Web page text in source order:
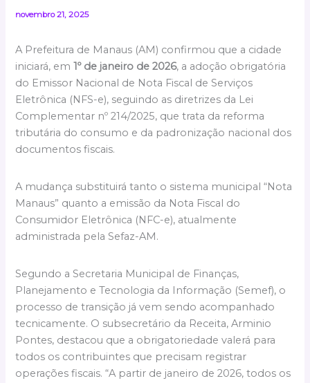
novembro 21, 2025
A Prefeitura de Manaus (AM) confirmou que a cidade
iniciará, em1º de janeiro de 2026, a adoção obrigatória
do Emissor Nacional de Nota Fiscal de Serviços
Eletrônica (NFS-e), seguindo as diretrizes da Lei
Complementar nº 214/2025, que trata da reforma
tributária do consumo e da padronização nacional dos
documentos fiscais.
A mudança substituirá tanto o sistema municipal “Nota
Manaus” quanto a emissão da Nota Fiscal do
Consumidor Eletrônica (NFC-e), atualmente
administrada pela Sefaz-AM.
Segundo a Secretaria Municipal de Finanças,
Planejamento e Tecnologia da Informação (Semef), o
processo de transição já vem sendo acompanhado
tecnicamente. O subsecretário da Receita, Arminio
Pontes, destacou que a obrigatoriedade valerá para
todos os contribuintes que precisam registrar
operações fiscais. “A partir de janeiro de 2026, todos os